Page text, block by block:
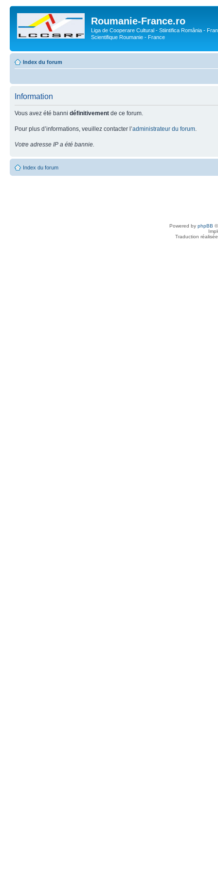
Roumanie-France.ro
Liga de Cooperare Cultural - Stiintifica România -
Scientifique Roumanie - France
Index du forum
Information
Vous avez été banni définitivement de ce forum.
Pour plus d’informations, veuillez contacter l’administrateur du forum
Votre adresse IP a été bannie.
Index du forum
Powered by phpBB
Traduction